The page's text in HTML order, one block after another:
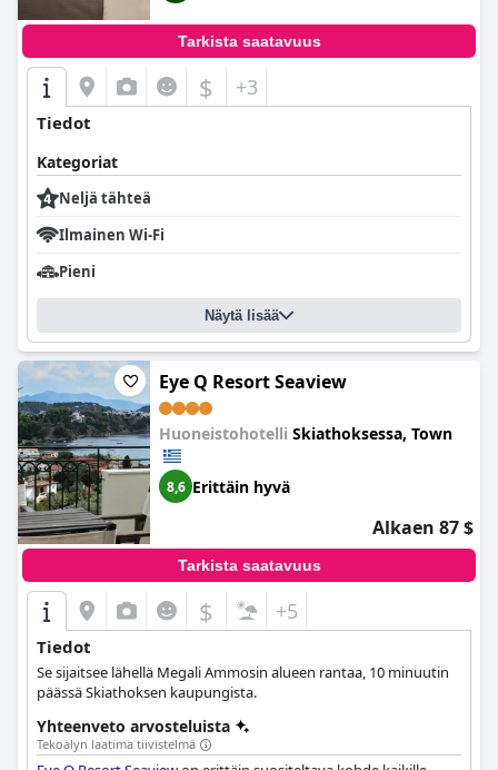
Tarkista saatavuus
$ +3
Tiedot
Kategoriat
Neljä tähteä
Ilmainen Wi-Fi
Pieni
Näytä lisää
Eye Q Resort Seaview
Huoneistohotelli Skiathoksessa, Town
8,6 Erittäin hyvä
Alkaen 87 $
Tarkista saatavuus
$ +5
Tiedot
Se sijaitsee lähellä Megali Ammosin alueen rantaa, 10 minuutin
päässä Skiathoksen kaupungista.
Yhteenveto arvosteluista
Tekoälyn laatima tiivistelmä